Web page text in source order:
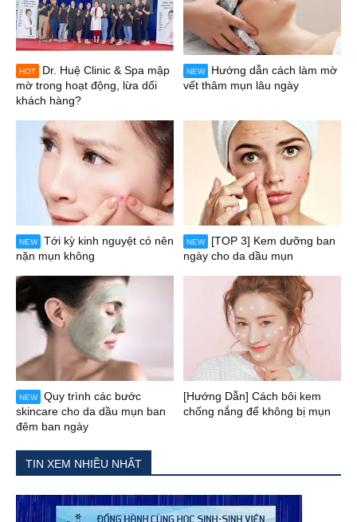
HOT
Dr. Huệ Clinic & Spa mập
mờ trong hoạt động, lừa dối
khách hàng?
NEW
Hướng dẫn cách làm mờ
vết thâm mụn lâu ngày
NEW
Tới kỳ kinh nguyệt có nên
nặn mụn không
NEW
[TOP 3] Kem dưỡng ban
ngày cho da dầu mụn
NEW
Quy trình các bước
skincare cho da dầu mụn ban
đêm ban ngày
[Hướng Dẫn] Cách bôi kem
chống nắng để không bị mụn
TIN XEM NHIỀU NHẤT